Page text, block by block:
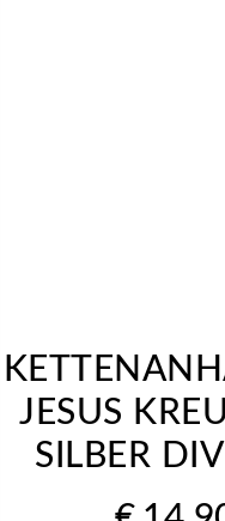
JESUS
SILBER